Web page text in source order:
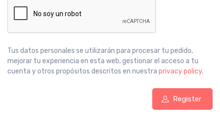
Tus datos personales se utilizarán para procesar tu pedido,
mejorar tu experiencia en esta web, gestionar el acceso a tu
cuenta y otros propósitos descritos en nuestra privacy policy.
Register